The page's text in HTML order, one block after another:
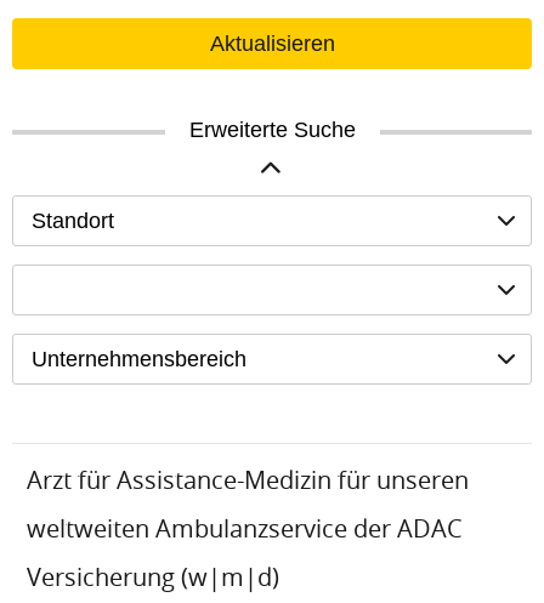
Aktualisieren
Erweiterte Suche
Standort
Unternehmensbereich
Arzt für Assistance-Medizin für unseren
weltweiten Ambulanzservice der ADAC
Versicherung (w|m|d)